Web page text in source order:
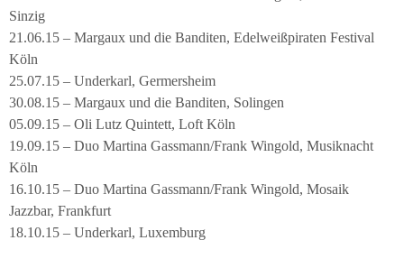
Sinzig
21.06.15 – Margaux und die Banditen, Edelweißpiraten Festival
Köln
25.07.15 – Underkarl, Germersheim
30.08.15 – Margaux und die Banditen, Solingen
05.09.15 – Oli Lutz Quintett, Loft Köln
19.09.15 – Duo Martina Gassmann/Frank Wingold, Musiknacht
Köln
16.10.15 – Duo Martina Gassmann/Frank Wingold, Mosaik
Jazzbar, Frankfurt
18.10.15 – Underkarl, Luxemburg